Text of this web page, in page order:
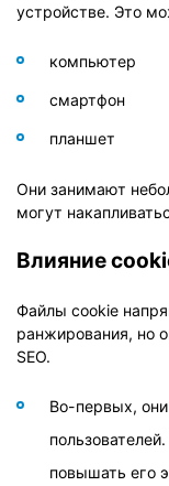
устройстве. Это
компьютер
смартфон
планшет
Они занимают
могут
Влияние
Файлы cookie
ранжирования, но
SEO.
Во-первых,
повышать его